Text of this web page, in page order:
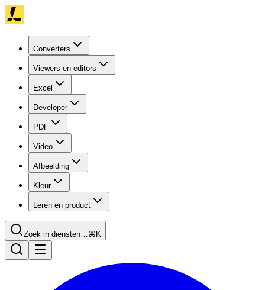
Converters
Viewers en editors
Excel
Developer
PDF
Video
Afbeelding
Kleur
Leren en product
Zoek in diensten…⌘K